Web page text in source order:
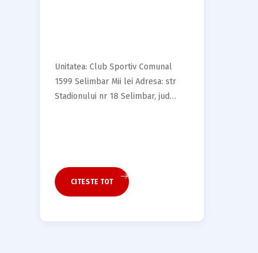
Unitatea: Club Sportiv Comunal
1599 Selimbar Mii lei Adresa: str
Stadionului nr 18 Selimbar, jud
CITESTE TOT